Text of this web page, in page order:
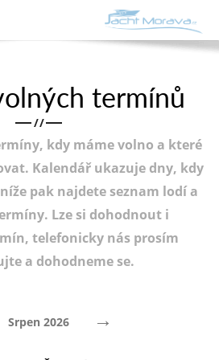
termínů
/ /
kdy máme volno a které
Kalendář ukazuje dny, kdy
pak najdete seznam lodí a
Lze si dohodnout i
telefonicky nás prosím
a dohodneme se.
Srpen 2026 →